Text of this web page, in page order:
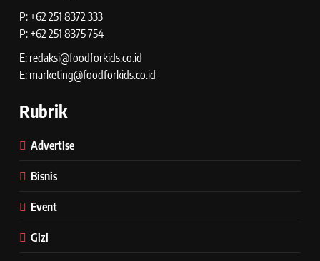
P: +62 251 8372 333
P: +62 251 8375 754
E: redaksi@foodforkids.co.id
E: marketing@foodforkids.co.id
Rubrik
Advertise
Bisnis
Event
Gizi